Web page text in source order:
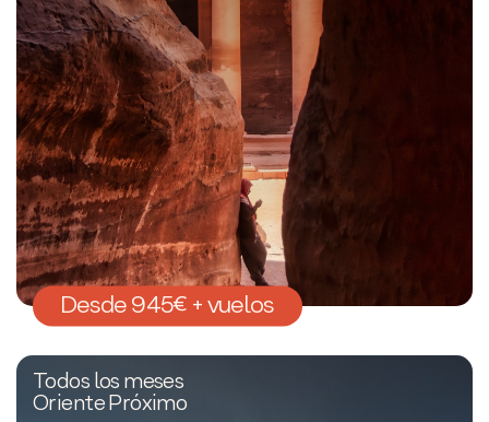
Desde 945€ + vuelos
Todos los meses
Oriente Próximo